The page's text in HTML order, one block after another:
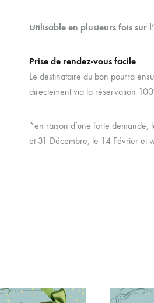
Utilisable en plusieurs fois sur
Prise de rendez-vous facile
Le destinataire du bon pourra
directement via la réservation
*en raison d’une forte
et 31 Décembre, le 14 Février et